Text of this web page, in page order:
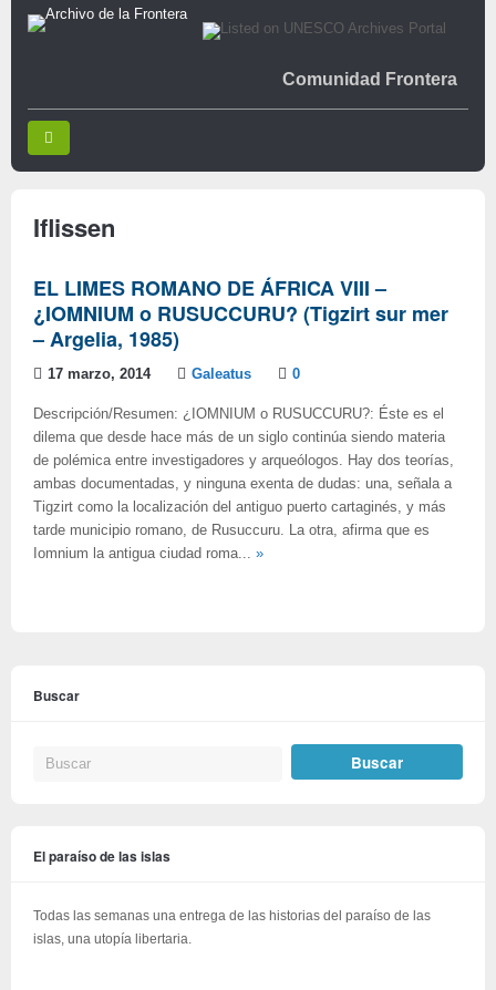
Comunidad Frontera
Iflissen
EL LIMES ROMANO DE ÁFRICA VIII –
¿IOMNIUM o RUSUCCURU? (Tigzirt sur mer
– Argelia, 1985)
17 marzo, 2014 Galeatus 0
Descripción/Resumen: ¿IOMNIUM o RUSUCCURU?: Éste es el
dilema que desde hace más de un siglo continúa siendo materia
de polémica entre investigadores y arqueólogos. Hay dos teorías,
ambas documentadas, y ninguna exenta de dudas: una, señala a
Tigzirt como la localización del antiguo puerto cartaginés, y más
tarde municipio romano, de Rusuccuru. La otra, afirma que es
Iomnium la antigua ciudad roma... »
Buscar
El paraíso de las islas
Todas las semanas una entrega de las historias del paraíso de las
islas, una utopía libertaria.